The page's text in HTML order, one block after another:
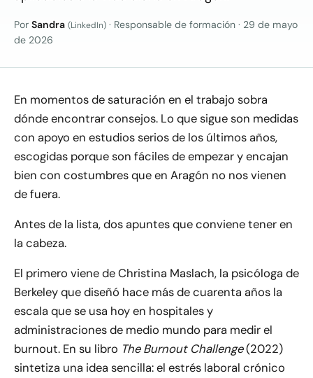
Por Sandra (LinkedIn) · Responsable de formación · 29 de mayo
de 2026
En momentos de saturación en el trabajo sobra
dónde encontrar consejos. Lo que sigue son medidas
con apoyo en estudios serios de los últimos años,
escogidas porque son fáciles de empezar y encajan
bien con costumbres que en Aragón no nos vienen
de fuera.
Antes de la lista, dos apuntes que conviene tener en
la cabeza.
El primero viene de Christina Maslach, la psicóloga de
Berkeley que diseñó hace más de cuarenta años la
escala que se usa hoy en hospitales y
administraciones de medio mundo para medir el
burnout. En su libro The Burnout Challenge(2022)
sintetiza una idea sencilla: el estrés laboral crónico